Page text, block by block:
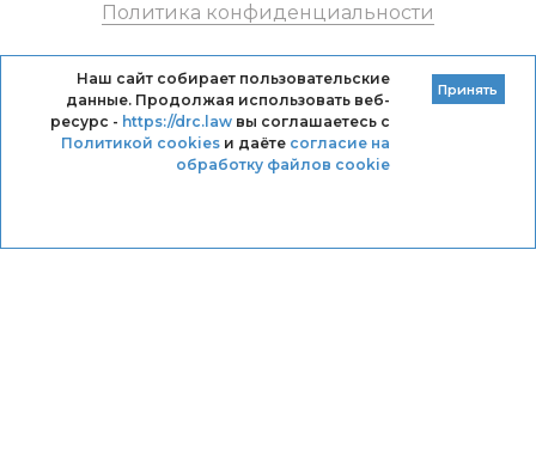
Политика конфиденциальности
Кодекс профессиональной этики DRC
Правила оказания услуг
Наш сайт собирает пользовательские
данные. Продолжая использовать веб-
ресурс - https://drc.lawвы соглашаетесь с
Политикой cookiesи даёте согласие на
обработку файлов cookie
Принять